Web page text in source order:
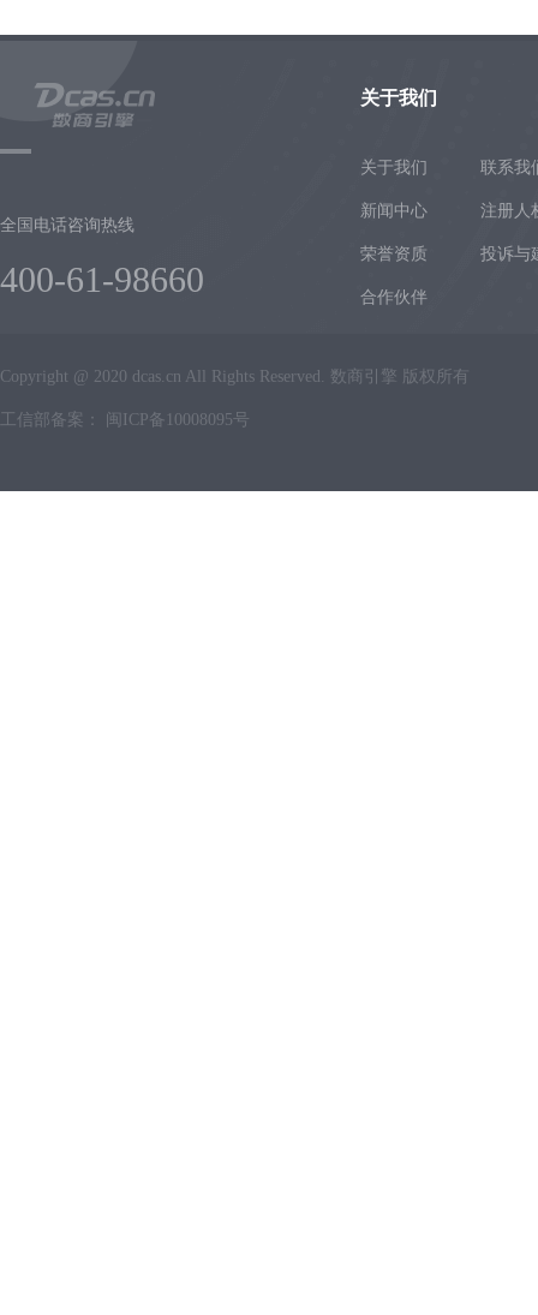
全国电话咨询热线
400-61-98660
关于我们
关于我们 联系我
新闻中心 注册人
荣誉资质 投诉与
合作伙伴
Copyright @ 2020 dcas.cn All Rights Reserved. 数商引擎 版权所有
工信部备案： 闽ICP备10008095号